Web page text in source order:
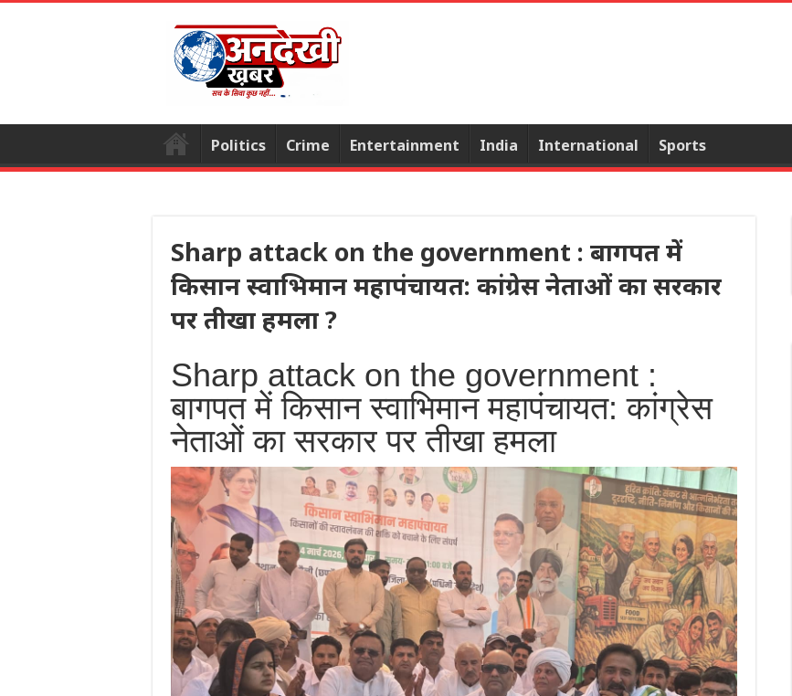
Politics Crime Entertainment India International Sports
Sharp attack on the government : बागपत में
किसान स्वाभिमान महापंचायत: कांग्रेस नेताओं का सरकार
पर तीखा हमला ?
Sharp attack on the government :
बागपत में किसान स्वाभिमान महापंचायत: कांग्रेस
नेताओं का सरकार पर तीखा हमला